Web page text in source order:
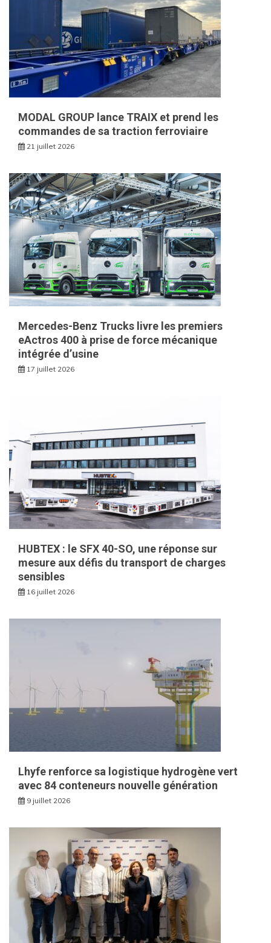
MODAL GROUP lance TRAIX et prend les
commandes de sa traction ferroviaire
21 juillet 2026
Mercedes-Benz Trucks livre les premiers
eActros 400 à prise de force mécanique
intégrée d’usine
17 juillet 2026
HUBTEX : le SFX 40-SO, une réponse sur
mesure aux défis du transport de charges
sensibles
16 juillet 2026
Lhyfe renforce sa logistique hydrogène vert
avec 84 conteneurs nouvelle génération
9 juillet 2026